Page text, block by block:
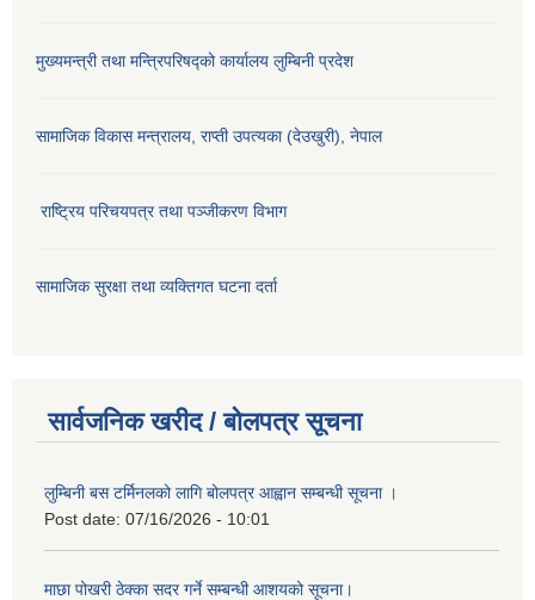
मुख्यमन्त्री तथा मन्त्रिपरिषद्को कार्यालय लुम्बिनी प्रदेश
सामाजिक विकास मन्‍‍त्रालय, राप्ती उपत्यका (देउखुरी), नेपाल
राष्ट्रिय परिचयपत्र तथा पञ्जीकरण विभाग
सामाजिक सुरक्षा तथा व्यक्तिगत घटना दर्ता
सार्वजनिक खरीद / बोलपत्र सूचना
लुम्बिनी बस टर्मिनलको लागि बोलपत्र आह्वान सम्बन्धी सूचना ।
Post date: 07/16/2026 - 10:01
माछा पोखरी ठेक्का सदर गर्ने सम्बन्धी आशयको सूचना।